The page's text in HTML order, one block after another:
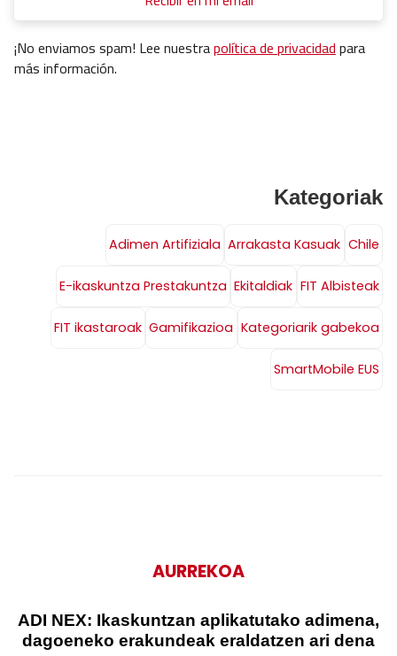
¡No enviamos spam! Lee nuestrapolítica de privacidadpara
más información.
Kategoriak
Adimen Artifiziala Arrakasta Kasuak Chile
E-ikaskuntza Prestakuntza Ekitaldiak FIT Albisteak
FIT ikastaroak Gamifikazioa Kategoriarik gabekoa
SmartMobile EUS
AURREKOA
ADI NEX: Ikaskuntzan aplikatutako adimena,
dagoeneko erakundeak eraldatzen ari dena